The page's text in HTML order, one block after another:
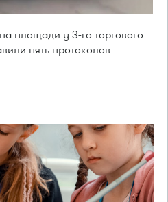
площади у 3-го торгового
пять протоколов